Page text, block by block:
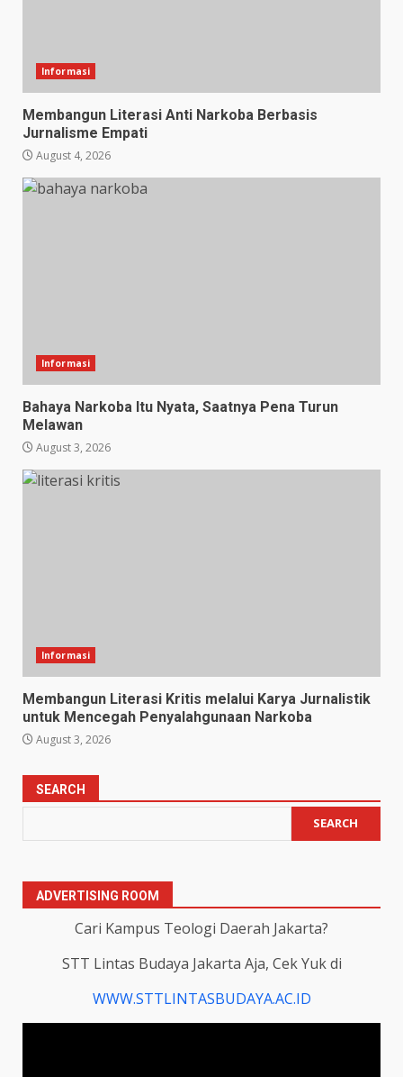
Informasi
Membangun Literasi Anti Narkoba Berbasis
Jurnalisme Empati
August 4, 2026
Informasi
Bahaya Narkoba Itu Nyata, Saatnya Pena Turun
Melawan
August 3, 2026
Informasi
Membangun Literasi Kritis melalui Karya Jurnalistik
untuk Mencegah Penyalahgunaan Narkoba
August 3, 2026
SEARCH
SEARCH
ADVERTISING ROOM
Cari Kampus Teologi Daerah Jakarta?
STT Lintas Budaya Jakarta Aja, Cek Yuk di
WWW.STTLINTASBUDAYA.AC.ID